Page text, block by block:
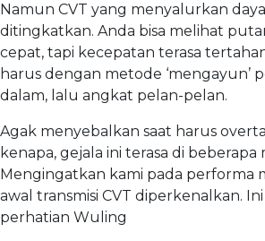
Namun CVT yang menyalurkan
ditingkatkan. Anda bisa melihat
cepat, tapi kecepatan terasa
harus dengan metode ‘mengayun’
dalam, lalu angkat pelan-pelan.
Agak menyebalkan saat harus
kenapa, gejala ini terasa di beberapa
Mengingatkan kami pada performa
awal transmisi CVT diperkenalkan.
perhatian Wuling